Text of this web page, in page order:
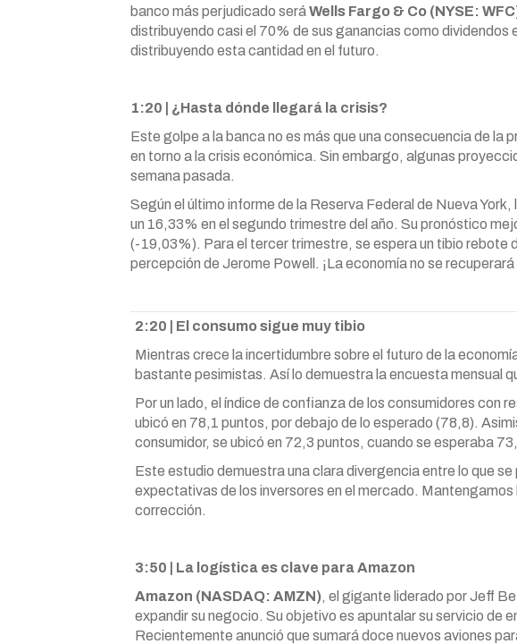
banco más perjudicado seráWells Fargo & Co (NYSE:
distribuyendo casi el 70% de sus ganancias como
distribuyendo esta cantidad en el futuro.
1:20 | ¿Hasta dónde llegará la crisis?
Este golpe a la banca no es más que una consecuencia de la
en torno a la crisis económica. Sin embargo, algunas
semana pasada.
Según el último informe de la Reserva Federal de Nueva
un 16,33% en el segundo trimestre del año. Su pronóstico
(-19,03%). Para el tercer trimestre, se espera un tibio rebote
percepción de Jerome Powell. ¡La economía no se
2:20 | El consumo sigue muy tibio
Mientras crece la incertidumbre sobre el futuro de la
bastante pesimistas. Así lo demuestra la encuesta mensual
Por un lado, el índice de confianza de los consumidores con
ubicó en 78,1 puntos, por debajo de lo esperado (78,8).
consumidor, se ubicó en 72,3 puntos, cuando se esperaba
Este estudio demuestra una clara divergencia entre lo que se
expectativas de los inversores en el mercado.
corrección.
3:50 | La logística es clave para Amazon
Amazon (NASDAQ: AMZN), el gigante liderado por Jeff
expandir su negocio. Su objetivo es apuntalar su servicio de
Recientemente anunció que sumará doce nuevos aviones